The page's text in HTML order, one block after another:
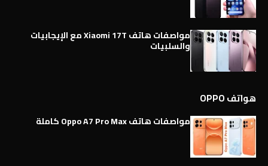
مواصفات هاتف Xiaomi 17T مع الإيجابيات
والسلبيات
هواتف OPPO
مواصفات هاتف Oppo A7 Pro Max كاملة